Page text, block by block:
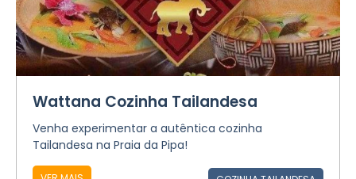
Wattana Cozinha Tailandesa
Venha experimentar a autêntica cozinha
Tailandesa na Praia da Pipa!